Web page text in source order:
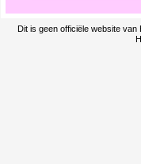
Dit is geen officiële website